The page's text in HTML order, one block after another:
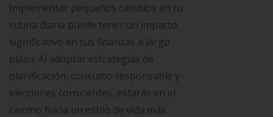
Implementar pequeños cambios en tu
rutina diaria puede tener un impacto
significativo en tus finanzas a largo
plazo. Al adoptar estrategias de
planificación, consumo responsable y
elecciones conscientes, estarás en el
camino hacia un estilo de vida más